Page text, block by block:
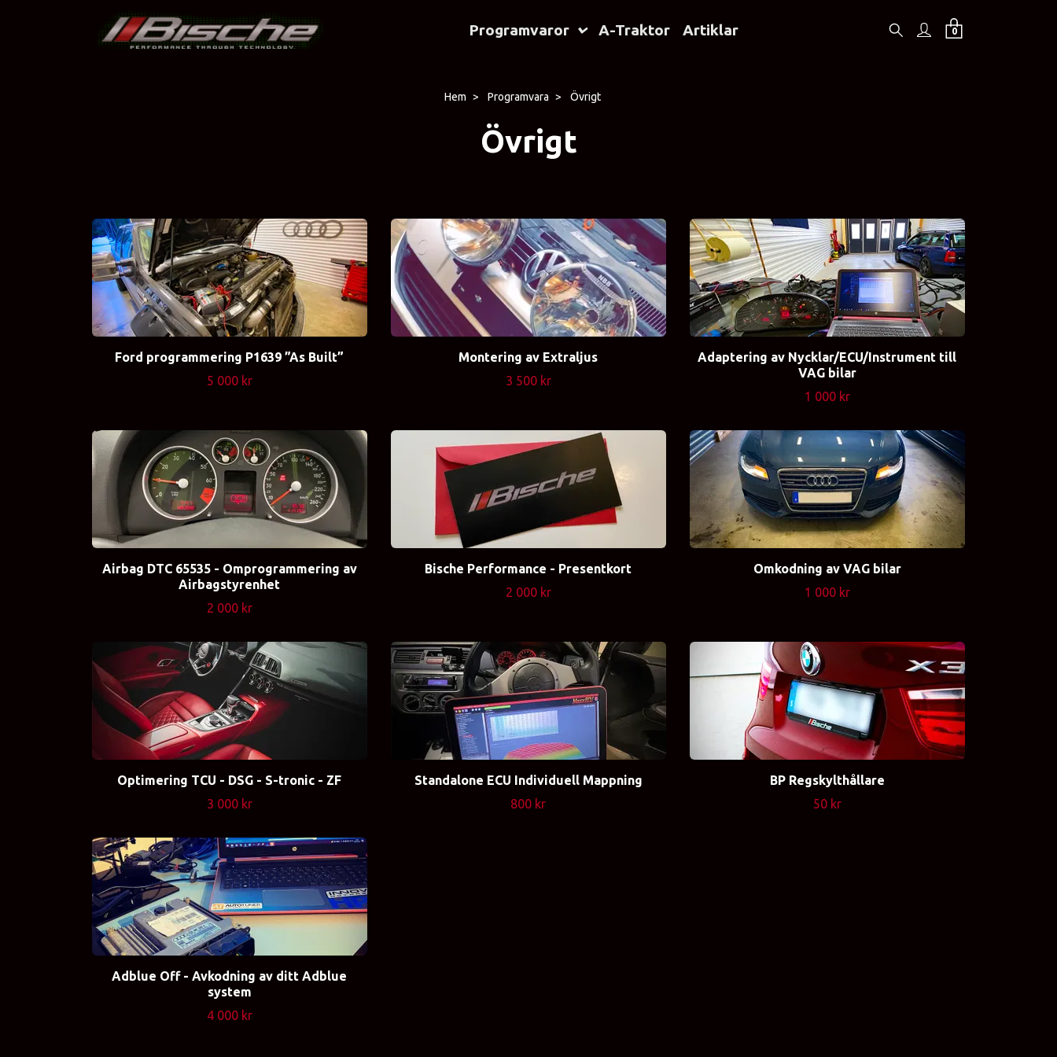
Programvaror A-Traktor Artiklar 0
Hem Programvara Övrigt
Övrigt
Ford programmering P1639 ”As Built”
5 000 kr
Montering av Extraljus
3 500 kr
Adaptering av Nycklar/ECU/Instrument till
VAG bilar
1 000 kr
Airbag DTC 65535 - Omprogrammering av
Airbagstyrenhet
2 000 kr
Bische Performance - Presentkort
2 000 kr
Omkodning av VAG bilar
1 000 kr
Optimering TCU - DSG - S-tronic - ZF
3 000 kr
Standalone ECU Individuell Mappning
800 kr
BP Regskylthållare
50 kr
Adblue Off - Avkodning av ditt Adblue
system
4 000 kr